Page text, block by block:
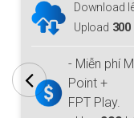
Download
Upload
- Miễn phí
Point +
FPT Play.